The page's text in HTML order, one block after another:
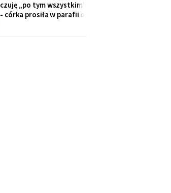
kredytem". Puszkę
czuję „po tym wszystkim"
- córka prosiła w parafii o